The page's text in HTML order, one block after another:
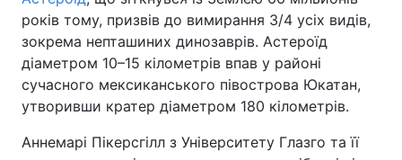
років тому, призвів до вимирання 3/4 усіх видів,
зокрема непташиних динозаврів. Астероїд
діаметром 10–15 кілометрів впав у районі
сучасного мексиканського півострова Юкатан,
утворивши кратер діаметром 180 кілометрів.
Аннемарі Пікерсгілл з Університету Глазго та її